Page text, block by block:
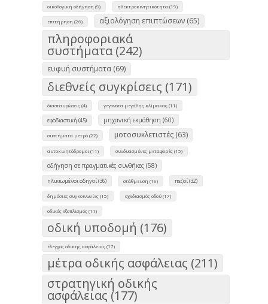
οικολογική οδήγηση (9) ηλεκτροκινητικότητα (19)
επιτήρηση (26) αξιολόγηση επιπτώσεων (65)
πληροφοριακά
συστήματα (242)
ευφυή συστήματα (69)
διεθνείς συγκρίσεις (171)
διασταυρώσεις (4) γεγονότα μεγάλης κλίμακας (11)
εφοδιαστική (45) μηχανική εκμάθηση (60)
συστήματα μετρό (22) μοτοσυκλετιστές (63)
αυτοκινητόδρομοι (11) συνδυασμένες μεταφορές (15)
οδήγηση σε πραγματικές συνθήκες (58)
ηλικιωμένοι οδηγοί (36) στάθμευση (19) πεζοί (32)
δημόσιες συγκοινωνίες (15) σχεδιασμός οδού (17)
οδικός εξοπλισμός (11)
οδική υποδομή (176)
έλεγχος οδικής ασφάλειας (17)
μέτρα οδικής ασφάλειας (211)
στρατηγική οδικής
ασφάλειας (177)